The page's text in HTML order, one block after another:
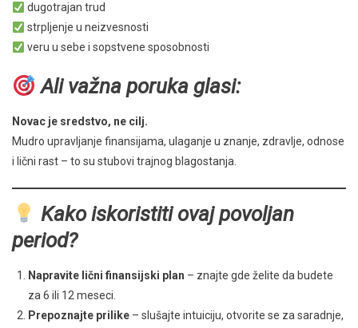
dugotrajan trud
strpljenje u neizvesnosti
veru u sebe i sopstvene sposobnosti
Ali važna poruka glasi:
Novac je sredstvo, ne cilj.
Mudro upravljanje finansijama, ulaganje u znanje, zdravlje, odnose
i lični rast – to su stubovi trajnog blagostanja.
Kako iskoristiti ovaj povoljan
period?
Napravite lični finansijski plan – znajte gde želite da budete
za 6 ili 12 meseci.
Prepoznajte prilike – slušajte intuiciju, otvorite se za saradnje,